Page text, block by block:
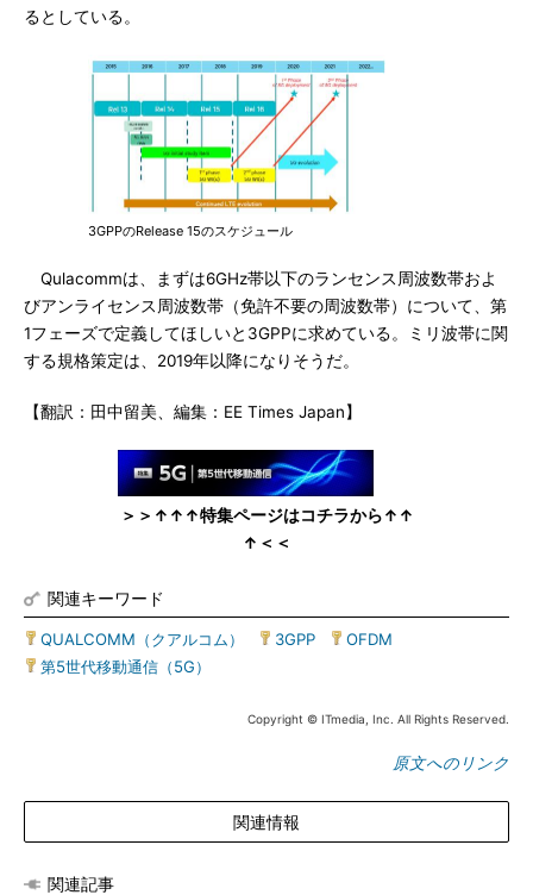
るとしている。
3GPPのRelease 15のスケジュール
Qulacommは、まずは6GHz帯以下のランセンス周波数帯およ
びアンライセンス周波数帯（免許不要の周波数帯）について、第
1フェーズで定義してほしいと3GPPに求めている。ミリ波帯に関
する規格策定は、2019年以降になりそうだ。
【翻訳：田中留美、編集：EE Times Japan】
＞＞↑↑↑特集ページはコチラから↑↑
↑＜＜
関連キーワード
QUALCOMM（クアルコム） 3GPP OFDM
第5世代移動通信（5G）
Copyright © ITmedia, Inc. All Rights Reserved.
原文へのリンク
関連情報
関連記事